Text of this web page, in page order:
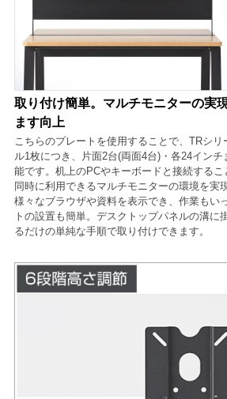
取り付け簡単。マルチモニターの実
ます向上
こちらのプレートを使用することで、TRシ
ル1枚につき、片面2台(両面4台)・各24イン
能です。机上のPCやキーボードと接続する
同時に利用できるマルチモニターの環境を実
様々なブラウザや資料を表示でき、作業もい
トの設置も簡単。デスクトップパネルの溝に
るだけの単純な手順で取り付けできます。